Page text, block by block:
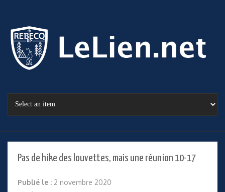
Pas de hike des louvettes, mais une réunion 10-17
Publié le : 2 novembre 2020